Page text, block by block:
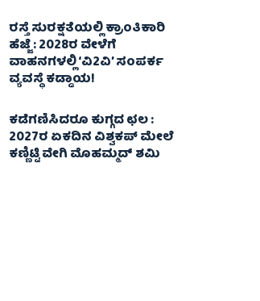
ರಸ್ತೆ ಸುರಕ್ಷತೆಯಲ್ಲಿ ಕ್ರಾಂತಿಕಾರಿ
ಹೆಜ್ಜೆ : 2028ರ ವೇಳೆಗೆ
ವಾಹನಗಳಲ್ಲಿ ‘ವಿ2ವಿ’ ಸಂಪರ್ಕ
ವ್ಯವಸ್ಥೆ ಕಡ್ಡಾಯ!
ಕಡೆಗಣಿಸಿದರೂ ಕುಗ್ಗದ ಛಲ :
2027ರ ಏಕದಿನ ವಿಶ್ವಕಪ್‌ ಮೇಲೆ
ಕಣ್ಣಿಟ್ಟಿ ವೇಗಿ ಮೊಹಮ್ಮದ್ ಶಮಿ